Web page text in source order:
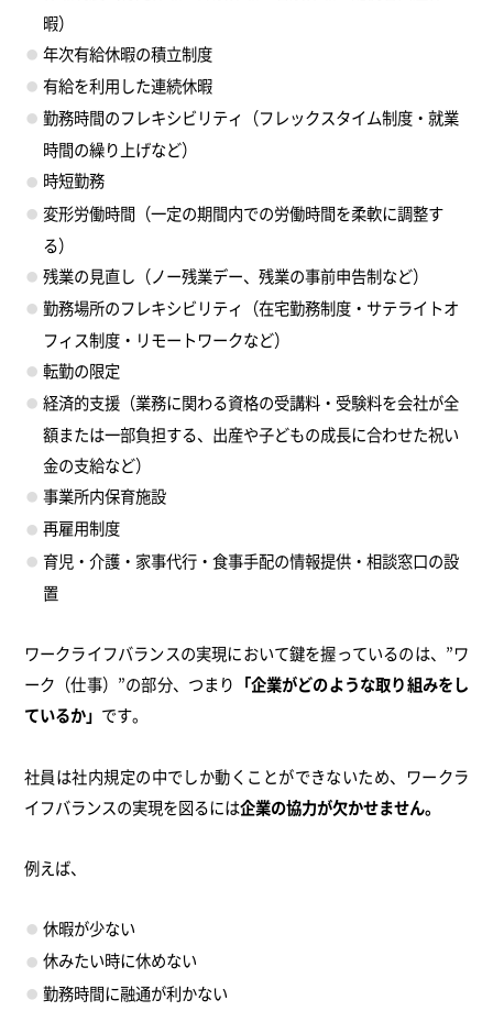
暇）
年次有給休暇の積立制度
有給を利用した連続休暇
勤務時間のフレキシビリティ（フレックスタイム制度・就業
時間の繰り上げなど）
時短勤務
変形労働時間（一定の期間内での労働時間を柔軟に調整す
る）
残業の見直し（ノー残業デー、残業の事前申告制など）
勤務場所のフレキシビリティ（在宅勤務制度・サテライトオ
フィス制度・リモートワークなど）
転勤の限定
経済的支援（業務に関わる資格の受講料・受験料を会社が全
額または一部負担する、出産や子どもの成長に合わせた祝い
金の支給など）
事業所内保育施設
再雇用制度
育児・介護・家事代行・食事手配の情報提供・相談窓口の設
置
ワークライフバランスの実現において鍵を握っているのは、”ワ
ーク（仕事）”の部分、つまり 「企業がどのような取り組みをし
ているか」 です。
社員は社内規定の中でしか動くことができないため、ワークラ
イフバランスの実現を図るには企業の協力が欠かせません。
例えば、
休暇が少ない
休みたい時に休めない
勤務時間に融通が利かない